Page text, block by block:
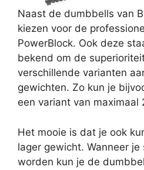
Naast de dumbbells van
kiezen voor de
PowerBlock. Ook deze
bekend om de
verschillende varianten
gewichten. Zo kun je
een variant van
Het mooie is dat je ook
lager gewicht. Wanneer
worden kun je de